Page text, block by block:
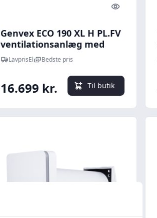
Quick look
Genvex ECO 190 XL H PL.FV
ventilationsanlæg med
varmegenvinding,
forvarmeflade, Ø125 mm
LavprisEl Bedste pris
16.699 kr. Til butik